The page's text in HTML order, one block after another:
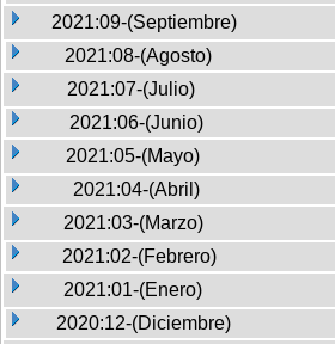
2021:09-(Septiembre)
2021:08-(Agosto)
2021:07-(Julio)
2021:06-(Junio)
2021:05-(Mayo)
2021:04-(Abril)
2021:03-(Marzo)
2021:02-(Febrero)
2021:01-(Enero)
2020:12-(Diciembre)